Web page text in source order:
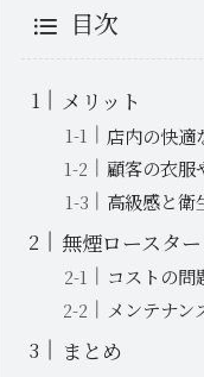
目次
メリット
店内の快適
顧客の衣服
高級感と衛
無煙ロースタ
コストの問
メンテナン
まとめ